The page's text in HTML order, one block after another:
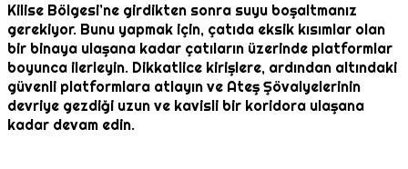
Kilise Bölgesi’ne girdikten sonra suyu boşaltmanız
gerekiyor. Bunu yapmak için, çatıda eksik kısımlar olan
bir binaya ulaşana kadar çatıların üzerinde platformlar
boyunca ilerleyin. Dikkatlice kirişlere, ardından altındaki
güvenli platformlara atlayın ve Ateş Şövalyelerinin
devriye gezdiği uzun ve kavisli bir koridora ulaşana
kadar devam edin.